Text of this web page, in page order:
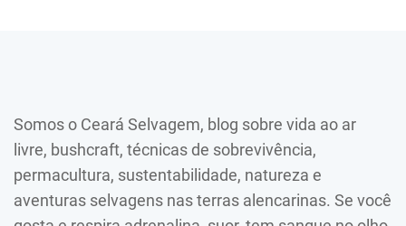
Somos o Ceará Selvagem, blog sobre vida ao ar
livre, bushcraft, técnicas de sobrevivência,
permacultura, sustentabilidade, natureza e
aventuras selvagens nas terras alencarinas. Se você